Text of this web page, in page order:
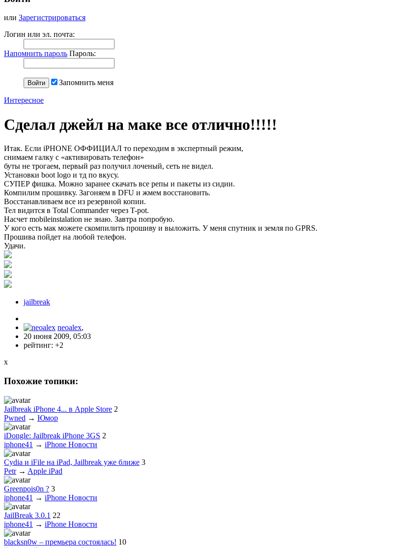
или Зарегистрироваться
Логин или эл. почта:
Напомнить пароль Пароль:
Запомнить меня
Интересное
Сделал джейл на маке все отлично!!!!!
Итак. Если iPHONE ОФФИЦИАЛ то переходим в экспертный режим,
снимаем галку с «активировать телефон»
буты не трогаем, первый раз получил лоченый, сеть не видел.
Установки boot logo и тд по вкусу.
СУПЕР фишка. Можно заранее скачать все репы и пакеты из сидии.
Компилим прошивку. Загоняем в DFU и жмем восстановить.
Восстанавливаем все из резервной копии.
Тел видится в Total Commander через T-pot.
Насчет mobileinstalation не знаю. Завтра попробую.
У кого есть мак можете скомпилить прошиву и выложить. У меня спутник и земля по GPRS.
Прошива пойдет на любой телефон.
Удачи.
jailbreak
neoalex,
20 июня 2009, 05:03
рейтинг: +2
x
Похожие топики:
Jailbreak iPhone 4... в Apple Store 2
Pwned → Юмор
iDongle: Jailbreak iPhone 3GS 2
iphone41 → iPhone Новости
Cydia и iFile на iPad, Jailbreak уже ближе 3
Petr→ Apple iPad
Greenpois0n ? 3
iphone41 → iPhone Новости
JailBreak 3.0.1 22
iphone41 → iPhone Новости
blacksn0w – премьера состоялась! 10